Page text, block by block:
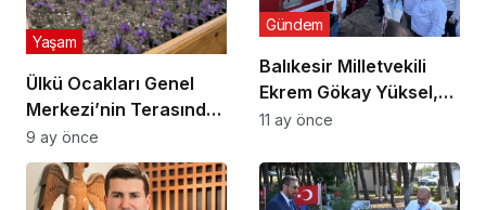
Ülkü Ocakları Genel
Merkezi’nin Terasında
Safran Hasadı!
Yaşam
9 ay önce
Balıkesir Milletvekili
Ekrem Gökay Yüksel,
Erdek’te Balık Avı
Bismillah” ile Açtı
Gündem
11 ay önce